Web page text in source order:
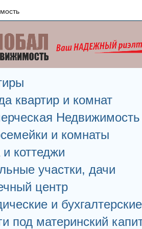
квартир и комнат
Недвижимость
и комнаты
коттеджи
участки, дачи
центр
и
под материнский